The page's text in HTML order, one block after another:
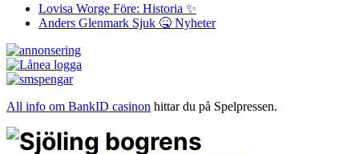
Lovisa Worge Före: Historia ✨
Anders Glenmark Sjuk 🤒 Nyheter
All info om BankID casinon hittar du på Spelpressen.